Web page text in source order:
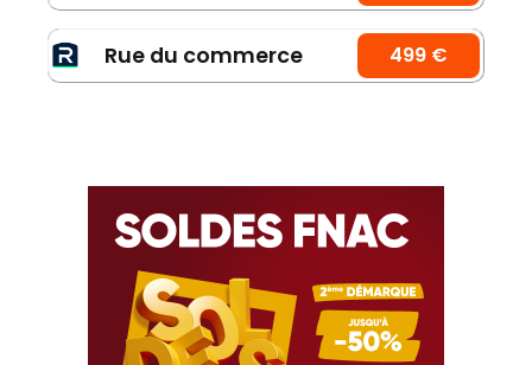
Rue du commerce 499 €